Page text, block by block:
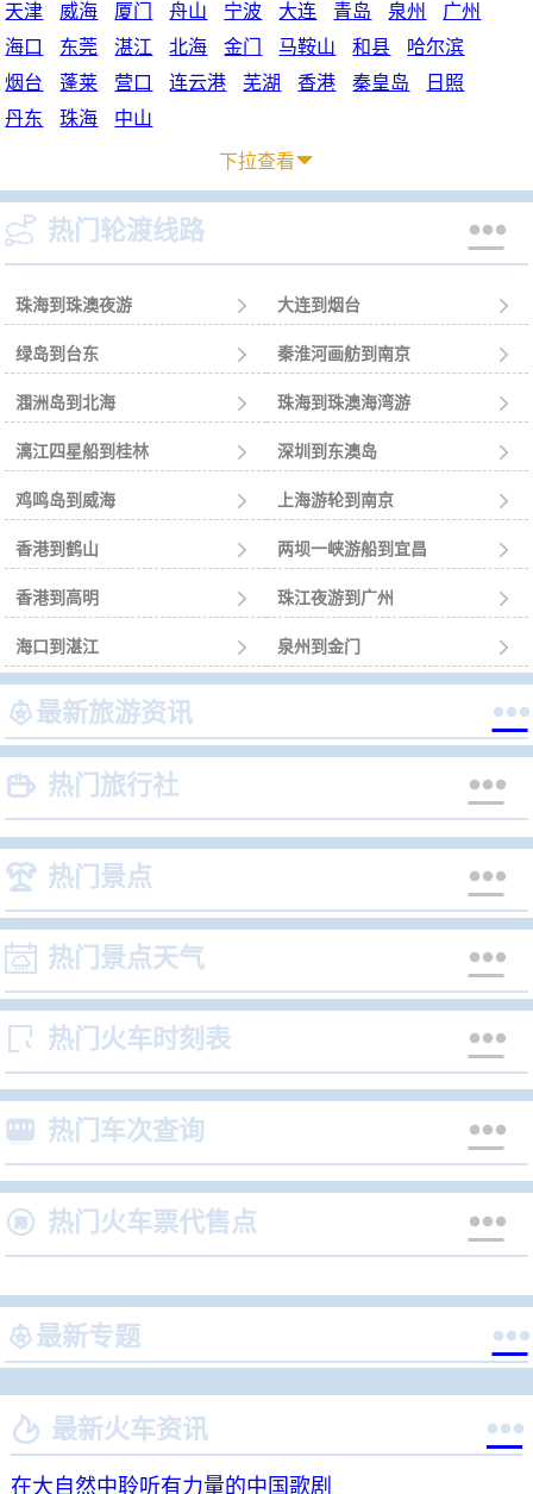
天津
威海 厦门 舟山 宁波 大连 青岛 泉州
广州
海口
东莞 湛江 北海 金门 马鞍山 和县
哈尔滨
烟台
蓬莱 营口 连云港 芜湖 香港 秦皇岛
日照
丹东
珠海 中山
下拉查看
 热门轮渡线路 
珠海到珠澳夜游  大连到烟台 
绿岛到台东  秦淮河画舫到南京 
涠洲岛到北海  珠海到珠澳海湾游 
漓江四星船到桂林  深圳到东澳岛 
鸡鸣岛到威海  上海游轮到南京 
香港到鹤山  两坝一峡游船到宜昌 
香港到高明  珠江夜游到广州 
海口到湛江  泉州到金门 
最新旅游资讯 
 热门旅行社 
 热门景点 
 热门景点天气 
 热门火车时刻表 
 热门车次查询 
 热门火车票代售点 
最新专题 
 最新火车资讯 
在大自然中聆听有力量的中国歌剧